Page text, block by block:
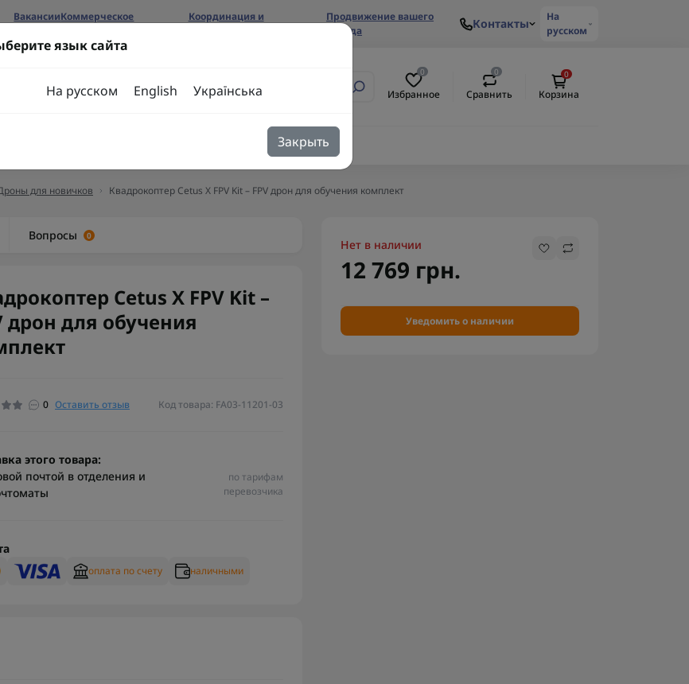
ВакансииКоммерческое
Координация и
Продвижение вашего
бренда
Контакты
На
русском
0
Избранное
0
Сравнить
0
Корзина
для новичков Квадрокоптер Cetus X FPV Kit – FPV дрон для обучения комплект
язык сайта
На русском English Українська
Закрыть
Вопросы 0
Cetus X FPV Kit –
дрон для обучения
0 Оставить отзыв Код товара: FA03-11201-03
Нет в наличии
12 769 грн.
Уведомить о наличии
этого товара:
почтой в отделения и
по тарифам
перевозчика
оплата по счету наличными